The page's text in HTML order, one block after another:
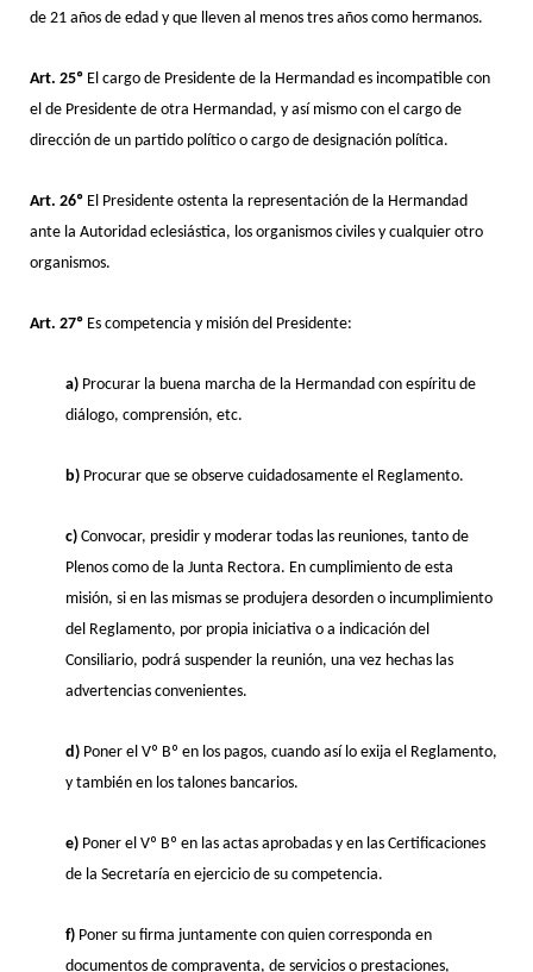
de 21 años de edad y que lleven al menos tres años como hermanos.
Art. 25º El cargo de Presidente de la Hermandad es incompatible con
el de Presidente de otra Hermandad, y así mismo con el cargo de
dirección de un partido político o cargo de designación política.
Art. 26º El Presidente ostenta la representación de la Hermandad
ante la Autoridad eclesiástica, los organismos civiles y cualquier otro
organismos.
Art. 27º Es competencia y misión del Presidente:
a) Procurar la buena marcha de la Hermandad con espíritu de
diálogo, comprensión, etc.
b) Procurar que se observe cuidadosamente el Reglamento.
c) Convocar, presidir y moderar todas las reuniones, tanto de
Plenos como de la Junta Rectora. En cumplimiento de esta
misión, si en las mismas se produjera desorden o incumplimiento
del Reglamento, por propia iniciativa o a indicación del
Consiliario, podrá suspender la reunión, una vez hechas las
advertencias convenientes.
d) Poner el Vº Bº en los pagos, cuando así lo exija el Reglamento,
y también en los talones bancarios.
e) Poner el Vº Bº en las actas aprobadas y en las Certificaciones
de la Secretaría en ejercicio de su competencia.
f) Poner su firma juntamente con quien corresponda en
documentos de compraventa, de servicios o prestaciones,